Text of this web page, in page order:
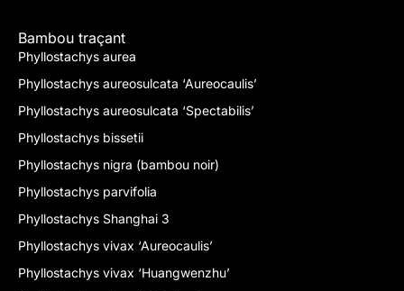
Bambou traçant
Phyllostachys aurea
Phyllostachys aureosulcata ‘Aureocaulis’
Phyllostachys aureosulcata ‘Spectabilis’
Phyllostachys bissetii
Phyllostachys nigra (bambou noir)
Phyllostachys parvifolia
Phyllostachys Shanghai 3
Phyllostachys vivax ‘Aureocaulis’
Phyllostachys vivax ‘Huangwenzhu’